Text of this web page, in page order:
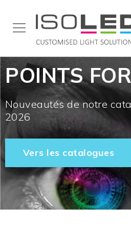
Intérieur
Éclairage
Extérieur
Rubans
Profilés
Panneaux
infrarouges
Nouveautés
Carrière
Service
POINTS
Nouveautés de notre
2026
Vers les catalogues